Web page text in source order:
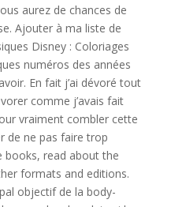
aurez de chances de
Ajouter à ma liste de
Disney : Coloriages
numéros des années
En fait j’ai dévoré tout
comme j’avais fait
vraiment combler cette
de ne pas faire trop
books, read about the
formats and editions.
objectif de la body-